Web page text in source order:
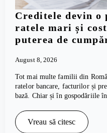
Creditele devin o
ratele mari și
puterea de
August 8, 2026
Tot mai multe familii din
ratelor bancare, facturilor și
bază. Chiar și în gospodăriile
Vreau să citesc